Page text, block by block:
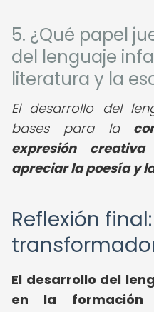
5. ¿Qué papel
del lenguaje
literatura y la
El desarrollo del
bases para la
expresión creativa
apreciar la poesía y
Reflexión
El desarrollo del
en la formación